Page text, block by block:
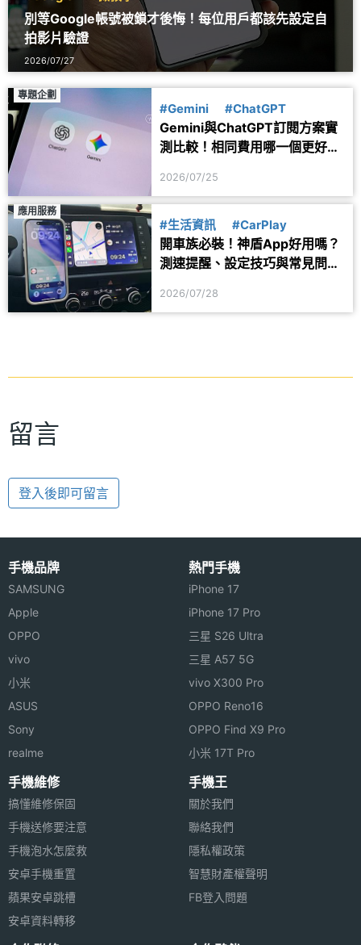
別等Google帳號被鎖才後悔！每位用戶都該先設定自
拍影片驗證
2026/07/27
專題企劃
#Gemini #ChatGPT
Gemini與ChatGPT訂閱方案實
測比較！相同費用哪一個更好
2026/07/25
應用服務
#生活資訊 #CarPlay
開車族必裝！神盾App好用嗎？
測速提醒、設定技巧與常見問題
2026/07/28
留言
登入後即可留言
手機品牌
SAMSUNG
Apple
OPPO
vivo
小米
ASUS
Sony
realme
熱門手機
iPhone 17
iPhone 17 Pro
三星 S26 Ultra
三星 A57 5G
vivo X300 Pro
OPPO Reno16
OPPO Find X9 Pro
小米 17T Pro
手機維修
搞懂維修保固
手機送修要注意
手機泡水怎麼救
安卓手機重置
蘋果安卓跳槽
安卓資料轉移
手機王
關於我們
聯絡我們
隱私權政策
智慧財產權聲明
FB登入問題